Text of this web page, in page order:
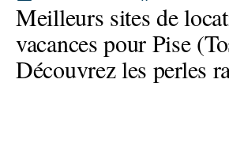
Meilleurs sites de
vacances pour Pise
Découvrez les perles